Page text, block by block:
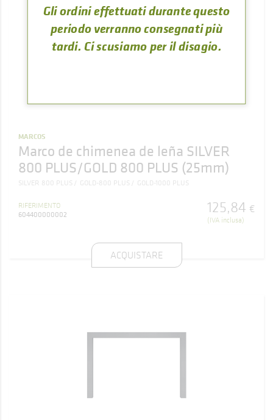
MARCOS
Marco de chimenea de leña SILVER
800 PLUS/GOLD 800 PLUS (25mm)
SILVER 800 PLUS GOLD-800 PLUS GOLD-1000 PLUS
RIFERIMENTO
604400000002
125,84 €
(IVA inclusa)
ACQUISTARE
Gli ordini effettuati durante questo
periodo verranno consegnati più
tardi. Ci scusiamo per il disagio.